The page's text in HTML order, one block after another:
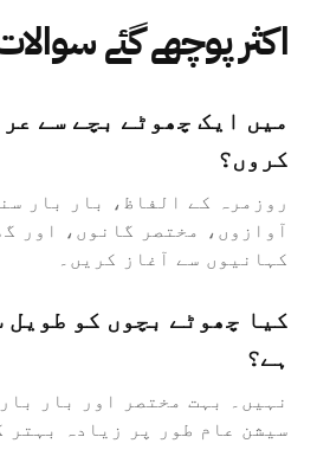
اکثر پوچھے گئے
میں ایک چھوٹے بچے سے
کروں؟
روزمرہ کے الفاظ، بار بار
آوازوں، مختصر گانوں، اور
کہانیوں سے آغاز کریں۔
کیا چھوٹے بچوں کو طویل
ہے؟
نہیں۔ بہت مختصر اور بار
سیشن عام طور پر زیادہ بہتر